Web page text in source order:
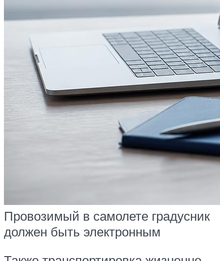
Провозимый в самолете градусник
должен быть электронным